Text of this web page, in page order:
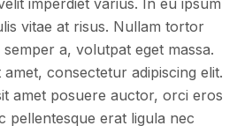
imperdiet varius. In eu ipsum
vitae at risus. Nullam tortor
a, volutpat eget massa.
consectetur adipiscing elit.
amet posuere auctor, orci eros
pellentesque erat ligula nec